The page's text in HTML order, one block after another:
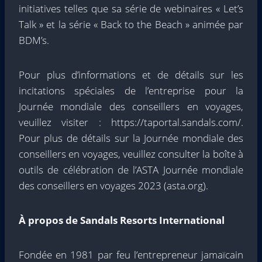
initiatives telles que sa série de webinaires « Let’s
Talk » et la série « Back to the Beach » animée par
BDM’s.
Pour plus d’informations et de détails sur les
incitations spéciales de l’entreprise pour la
Journée mondiale des conseillers en voyages,
veuillez visiter : https://taportal.sandals.com/.
Pour plus de détails sur la Journée mondiale des
conseillers en voyages, veuillez consulter la boîte à
outils de célébration de l’ASTA Journée mondiale
des conseillers en voyages 2023 (asta.org).
À propos de Sandals Resorts International
Fondée en 1981 par feu l’entrepreneur jamaïcain